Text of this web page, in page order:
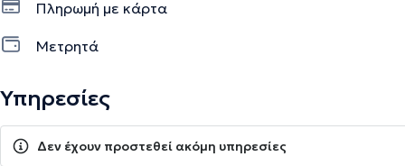
Πληρωμή με κάρτα
Μετρητά
Υπηρεσίες
Δεν έχουν προστεθεί ακόμη υπηρεσίες